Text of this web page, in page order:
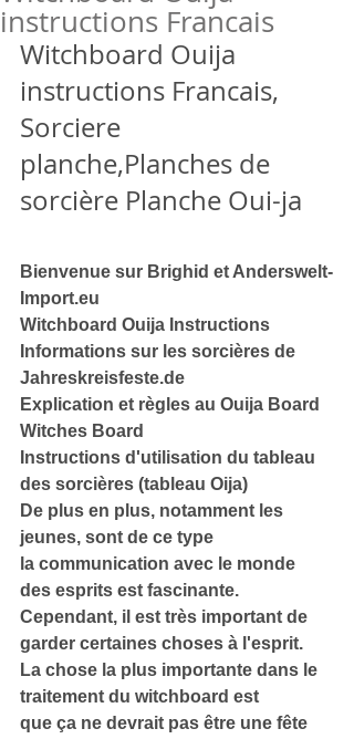
instructions Francais
Witchboard Ouija
instructions Francais,
Sorciere
planche,Planches de
sorcière Planche Oui-ja
Bienvenue sur Brighid et Anderswelt-
Import.eu
Witchboard Ouija Instructions
Informations sur les sorcières de
Jahreskreisfeste.de
Explication et règles au Ouija Board
Witches Board
Instructions d'utilisation du tableau
des sorcières (tableau Oija)
De plus en plus, notamment les
jeunes, sont de ce type
la communication avec le monde
des esprits est fascinante.
Cependant, il est très important de
garder certaines choses à l'esprit.
La chose la plus importante dans le
traitement du witchboard est
que ça ne devrait pas être une fête